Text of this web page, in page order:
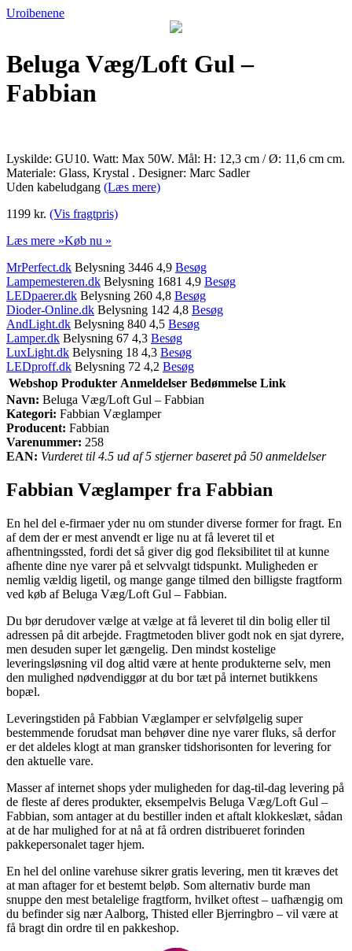
Uroibenene
Beluga Væg/Loft Gul –
Fabbian
Lyskilde: GU10. Watt: Max 50W. Mål: H: 12,3 cm / Ø: 11,6 cm cm.
Materiale: Glass, Krystal . Designer: Marc Sadler
Uden kabeludgang (Læs mere)
1199 kr. (Vis fragtpris)
Læs mere »Køb nu »
MrPerfect.dk Belysning 3446 4,9 Besøg
Lampemesteren.dk Belysning 1681 4,9 Besøg
LEDpaerer.dk Belysning 260 4,8 Besøg
Dioder-Online.dk Belysning 142 4,8 Besøg
AndLight.dk Belysning 840 4,5 Besøg
Lamper.dk Belysning 67 4,3 Besøg
LuxLight.dk Belysning 18 4,3 Besøg
LEDproff.dk Belysning 72 4,2 Besøg
Webshop Produkter Anmeldelser Bedømmelse Link
Navn: Beluga Væg/Loft Gul – Fabbian
Kategori: Fabbian Væglamper
Producent: Fabbian
Varenummer: 258
EAN: Vurderet til 4.5 ud af 5 stjerner baseret på 50 anmeldelser
Fabbian Væglamper fra Fabbian
En hel del e-firmaer yder nu om stunder diverse former for fragt. En
af dem der er mest anvendt er lige nu at få leveret til et
afhentningssted, fordi det så giver dig god fleksibilitet til at kunne
afhente dine nye varer på et selvvalgt tidspunkt. Muligheden er
nemlig vældig ligetil, og mange gange tilmed den billigste fragtform
ved køb af Beluga Væg/Loft Gul – Fabbian.
Du bør derudover vælge at vælge at få leveret til din bolig eller til
adressen på dit arbejde. Fragtmetoden bliver godt nok en sjat dyrere,
men desuden super let gængelig. Den mindst kostelige
leveringsløsning vil dog altid være at hente produkterne selv, men
den mulighed nødvendiggør at du bor tæt på internet butikkens
bopæl.
Leveringstiden på Fabbian Væglamper er selvfølgelig super
bestemmende forudsat man behøver dine nye varer fluks, så derfor
er det aldeles klogt at man gransker tidshorisonten for levering for
den aktuelle vare.
Masser af internet shops yder muligheden for dag-til-dag levering på
de fleste af deres produkter, eksempelvis Beluga Væg/Loft Gul –
Fabbian, som antager at du bestiller inden et aftalt klokkeslæt, sådan
at de har mulighed for at nå at få ordren distribueret forinden
pakkepersonalet tager hjem.
En hel del online varehuse sikrer gratis levering, men tit kræves det
at man aftager for et bestemt beløb. Som alternativ burde man
snuppe den mest betalelige fragtform, hvilket oftest – uafhængig om
du befinder sig nær Aalborg, Thisted eller Bjerringbro – vil være at
få bragt din ordre til en pakkeshop.